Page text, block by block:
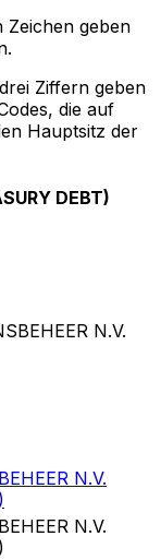
Zeichen geben
Ziffern geben
die auf
Hauptsitz der
DEBT)
N.V.
N.V.
N.V.